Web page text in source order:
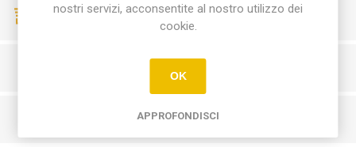
CONSEGNE VELOCI
SERVIZIO CLIENTI
nostri servizi, acconsentite al nostro utilizzo dei
cookie.
OK
APPROFONDISCI